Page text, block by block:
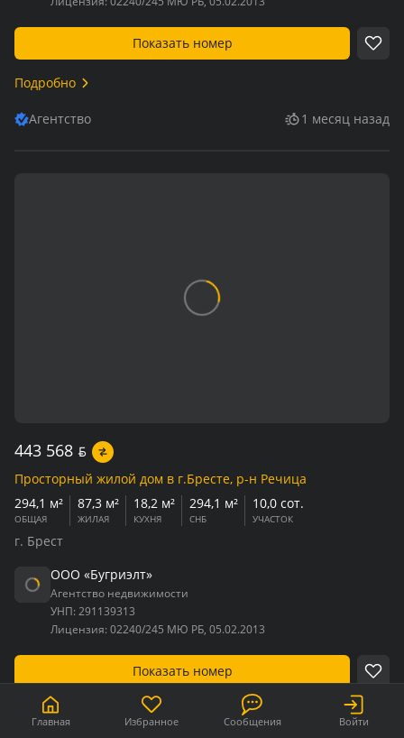
Показать номер
Подробно
Агентство 1 месяц назад
443 568 BYN
Просторный жилой дом в г.Бресте, р-н Речица
294,1 м²
ОБЩАЯ
87,3 м²
ЖИЛАЯ
18,2 м²
КУХНЯ
294,1 м²
СНБ
10,0 сот.
УЧАСТОК
г. Брест
ООО «Бугриэлт»
Агентство недвижимости
УНП: 291139313
Лицензия: 02240/245 МЮ РБ, 05.02.2013
Показать номер
Подробно
Главная Избранное Сообщения Войти